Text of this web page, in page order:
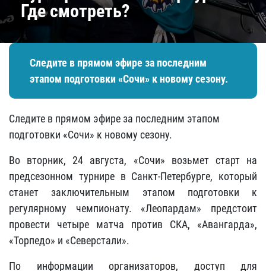
Где смотреть?
Следите в прямом эфире за последним
этапом подготовки «Сочи» к новому сезону.
Следите в прямом эфире за последним этапом
подготовки «Сочи» к новому сезону.
Во вторник, 24 августа, «Сочи» возьмет старт на
предсезонном турнире в Санкт-Петербурге, который
станет заключительным этапом подготовки к
регулярному чемпионату. «Леопардам» предстоит
провести четыре матча против СКА, «Авангарда»,
«Торпедо» и «Северстали».
По информации организаторов, доступ для